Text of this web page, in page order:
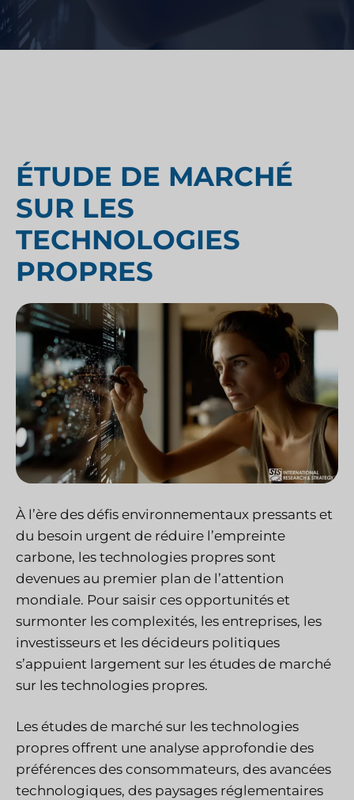
ÉTUDE DE MARCHÉ
SUR LES
TECHNOLOGIES
PROPRES
À l’ère des défis environnementaux pressants et
du besoin urgent de réduire l’empreinte
carbone, les technologies propres sont
devenues au premier plan de l’attention
mondiale. Pour saisir ces opportunités et
surmonter les complexités, les entreprises, les
investisseurs et les décideurs politiques
s’appuient largement sur les études de marché
sur les technologies propres.
Les études de marché sur les technologies
propres offrent une analyse approfondie des
préférences des consommateurs, des avancées
technologiques, des paysages réglementaires